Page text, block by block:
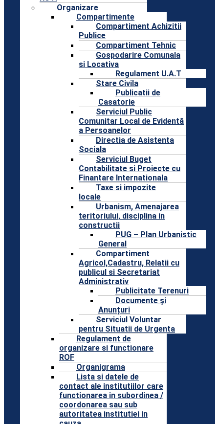
Organizare
Compartimente
Compartiment Achizitii
Publice
Compartiment Tehnic
Gospodarire Comunala
si Locativa
Regulament U.A.T
Stare Civila
Publicatii de
Casatorie
Serviciul Public
Comunitar Local de Evidentă
a Persoanelor
Directia de Asistenta
Sociala
Serviciul Buget
Contabilitate si Proiecte cu
Finantare Internationala
Taxe si impozite
locale
Urbanism, Amenajarea
teritoriului, disciplina in
constructii
PUG – Plan Urbanistic
General
Compartiment
Agricol,Cadastru, Relatii cu
publicul si Secretariat
Administrativ
Publicitate Terenuri
Documente și
Anunțuri
Serviciul Voluntar
pentru Situatii de Urgenta
Regulament de
organizare si functionare
ROF
Organigrama
Lista si datele de
contact ale institutiilor care
functionarea in subordinea /
coordonarea sau sub
autoritatea institutiei in